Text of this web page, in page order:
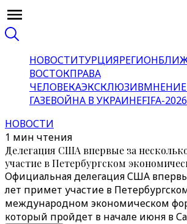
НОВОСТИТУРЦИЯРЕГИОН
ВОСТОКПРАВА
ЧЕЛОВЕКАЭКСКЛЮЗИВМНЕНИЕ
ГАЗЕВОЙНА В УКРАИНЕFIFA-2026
НОВОСТИ
1 мин чтения
Делегация США впервые за
участие в Петербургском
Официальная делегация США
лет примет участие в
международном экономическом
который пройдет в начале июня в